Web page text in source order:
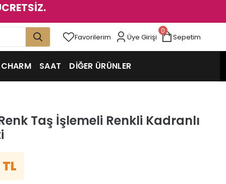
Favorilerim Üye Girişi Sepetim
0
CHARM SAAT DİĞER ÜRÜNLER
Taş İşlemeli Renkli Kadranlı